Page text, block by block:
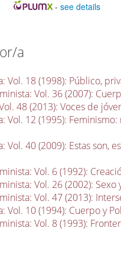
-see details
a
Vol. 18 (1998): Público,
Vol. 36 (2007):
48 (2013): Voces de
Vol. 12 (1995):
Vol. 40 (2009): Estas son,
Vol. 6 (1992):
Vol. 26 (2002): Sexo
Vol. 47 (2013):
Vol. 10 (1994): Cuerpo y
Vol. 8 (1993):